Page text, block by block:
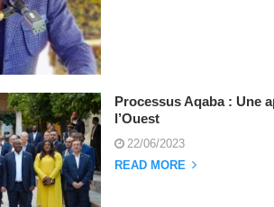
Processus Aqaba : Une
l’Ouest
22/06/2023
READ MORE